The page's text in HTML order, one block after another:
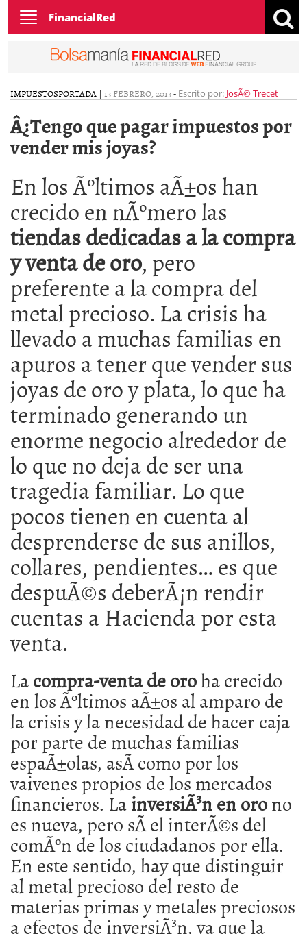
Toggle
navigation
FinancialRed
IMPUESTOSPORTADA | 13 FEBRERO, 2013- Escrito por: JosÃ© Trecet
Â¿Tengo que pagar impuestos por
vender mis joyas?
En los Ãºltimos aÃ±os han
crecido en nÃºmero las
tiendas dedicadas a la compra
y venta de oro, pero
preferente a la compra del
metal precioso. La crisis ha
llevado a muchas familias en
apuros a tener que vender sus
joyas de oro y plata, lo que ha
terminado generando un
enorme negocio alrededor de
lo que no deja de ser una
tragedia familiar. Lo que
pocos tienen en cuenta al
desprenderse de sus anillos,
collares, pendientes… es que
despuÃ©s deberÃ¡n rendir
cuentas a Hacienda por esta
venta.
Lacompra-venta de oroha crecido
en los Ãºltimos aÃ±os al amparo de
la crisis y la necesidad de hacer caja
por parte de muchas familias
espaÃ±olas, asÃ­ como por los
vaivenes propios de los mercados
financieros. LainversiÃ³n en orono
es nueva, pero sÃ­ el interÃ©s del
comÃºn de los ciudadanos por ella.
En este sentido, hay que distinguir
al metal precioso del resto de
materias primas y metales preciosos
a efectos de inversiÃ³n, ya que la